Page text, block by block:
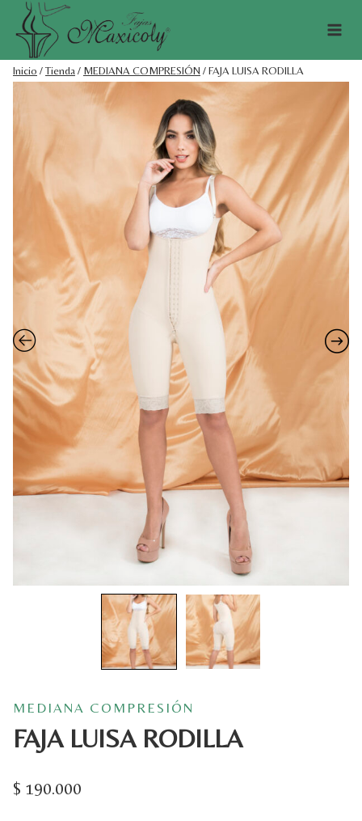
Saltar
contenido
Inicio /Tienda / MEDIANA COMPRESIÓN /FAJA LUISA RODILLA
MEDIANA COMPRESIÓN
FAJA LUISA RODILLA
$ 190.000